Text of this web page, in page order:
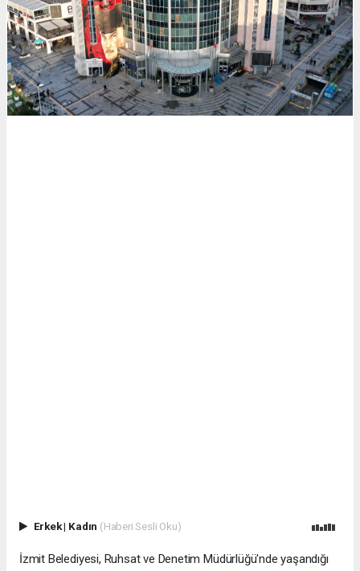
Erkek| Kadın (Haberi Sesli Oku)
İzmit Belediyesi, Ruhsat ve Denetim Müdürlüğü'nde yaşandığı